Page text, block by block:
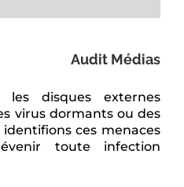
Audit Médias
disques externes
virus dormants ou des
ces menaces
toute infection